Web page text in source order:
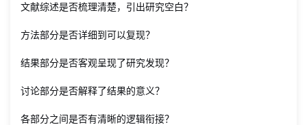
文献综述是否梳理清楚，引出研究空白？
方法部分是否详细到可以复现？
结果部分是否客观呈现了研究发现？
讨论部分是否解释了结果的意义？
各部分之间是否有清晰的逻辑衔接？